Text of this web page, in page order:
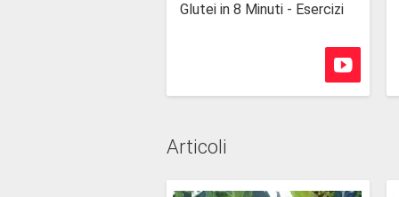
Glutei in 8 Minuti - Esercizi
Articoli